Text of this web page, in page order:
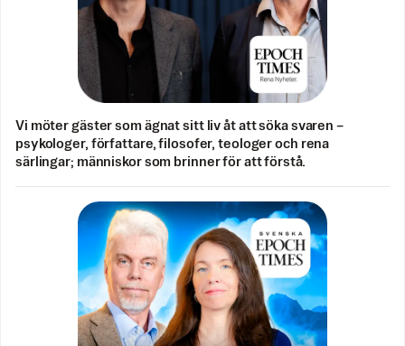
Vi möter gäster som ägnat sitt liv åt att söka svaren –
psykologer, författare, filosofer, teologer och rena
särlingar; människor som brinner för att förstå.